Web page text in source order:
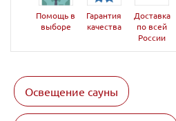
Помощь в
выборе
Гарантия
качества
Доставка
по всей
России
Освещение сауны